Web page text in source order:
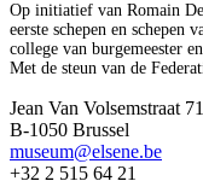
Op initiatief van Romain
eerste schepen en schepen
college van burgemeester
Met de steun van de
Jean Van Volsemstraat 71
B-1050 Brussel
museum@elsene.be
+32 2 515 64 21